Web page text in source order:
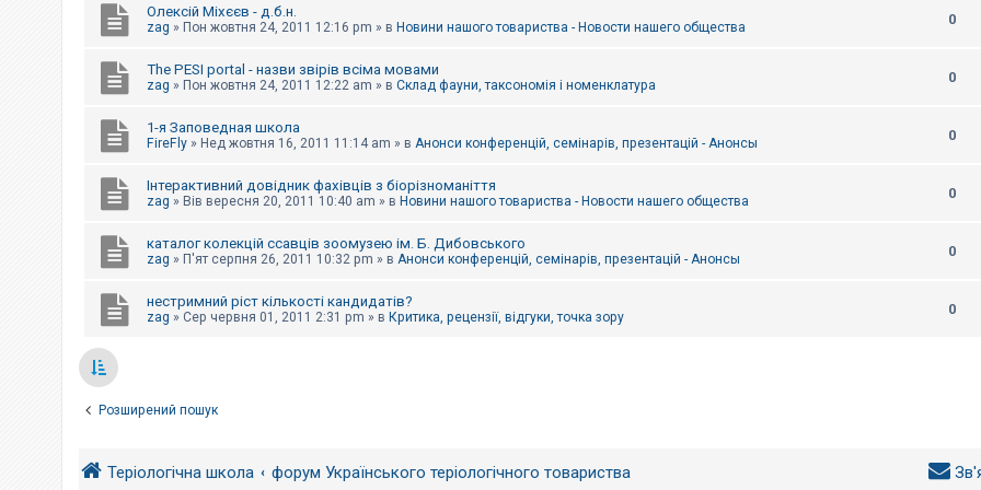
Олексій Міхєєв - д.б.н.
zag » Пон жовтня 24, 2011 12:16 pm » в Новини нашого товариства - Новости нашего общества 0
The PESI portal - назви звірів всіма мовами
zag » Пон жовтня 24, 2011 12:22 am » в Склад фауни, таксономія і номенклатура 0
1-я Заповедная школа
FireFly » Нед жовтня 16, 2011 11:14 am » в Анонси конференцій, семінарів, презентацій - Анонсы 0
Інтерактивний довідник фахівців з біорізноманіття
zag » Вів вересня 20, 2011 10:40 am » в Новини нашого товариства - Новости нашего общества 0
каталог колекцій ссавців зоомузею ім. Б. Дибовського
zag » П'ят серпня 26, 2011 10:32 pm » в Анонси конференцій, семінарів, презентацій - Анонсы 0
нестримний ріст кількості кандидатів?
zag » Сер червня 01, 2011 2:31 pm » в Критика, рецензії, відгуки, точка зору 0
Розширений пошук
Теріологічна школа форум Українського теріологічного товариства